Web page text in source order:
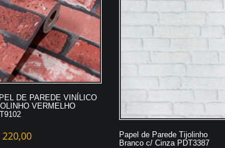
DE PAREDE VINÍLICO
VERMELHO
220,00
Papel de Parede Tijolinho
Branco c/ Cinza PDT3387